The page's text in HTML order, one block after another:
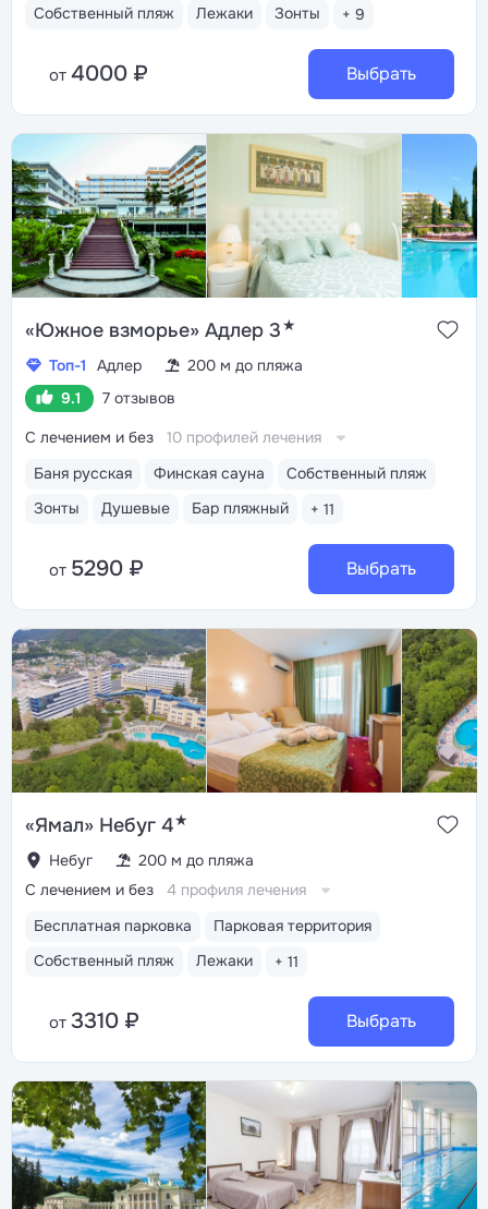
Собственный пляж
Лежаки Зонты + 9
от 4000 ₽ Выбрать
«Южное взморье» Адлер 3★
Топ-1 Адлер
200 м до пляжа
9.1
7 отзывов
Баня русская Финская сауна
Собственный пляж
Зонты
Душевые Бар пляжный + 11
С лечением и без 10 профилей лечения
от 5290 ₽ Выбрать
«Ямал» Небуг 4★
Небуг 200 м до пляжа
Бесплатная парковка
Парковая территория
Собственный пляж
Лежаки + 11
С лечением и без 4 профиля лечения
от 3310 ₽ Выбрать